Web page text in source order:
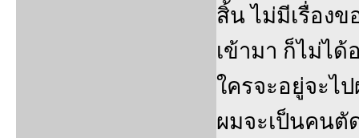
สิ้น ไม่มีเรื่อง
เข้ามา ก็ไม่ได้
ใครจะอยู่จะไ
ผมจะเป็นคนตั